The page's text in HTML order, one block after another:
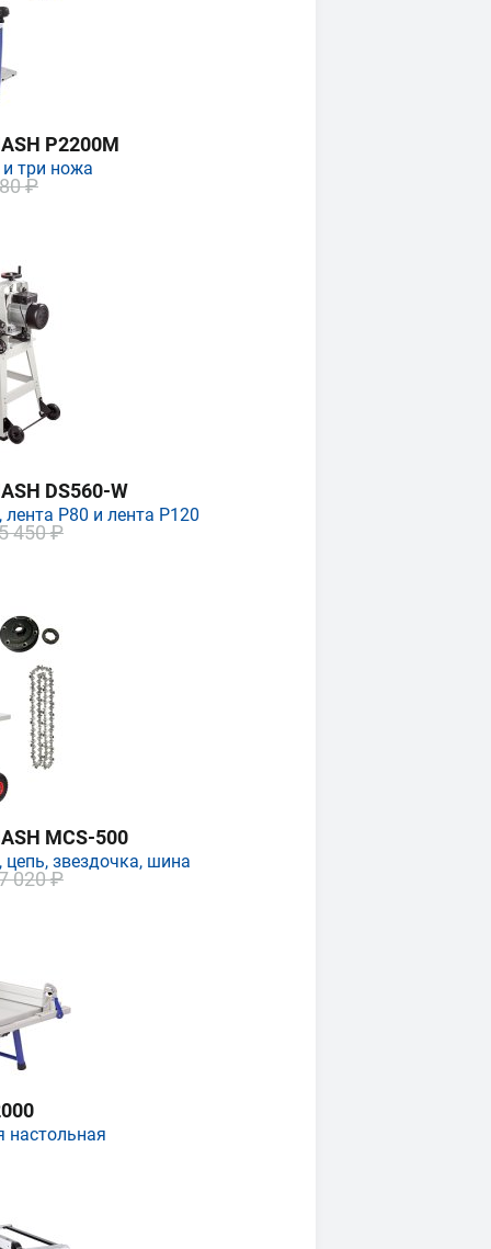
P2200M
три ножа
₽
DS560-W
P80 и лента P120
450 ₽
MCS-500
цепь, звездочка, шина
020 ₽
настольная